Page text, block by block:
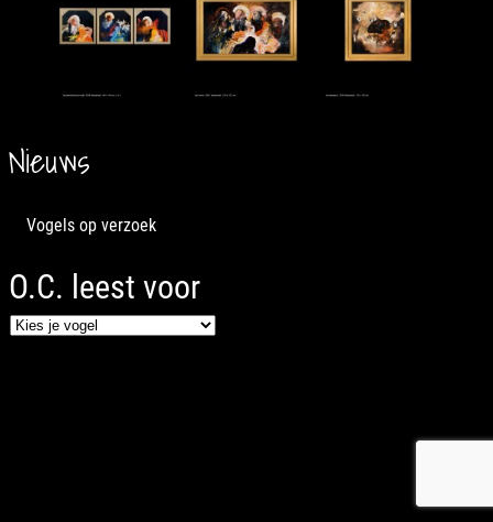
Nieuws
Vogels op verzoek
O.C. leest voor